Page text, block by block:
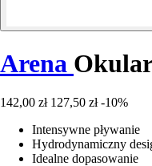
Arena
142,00 zł 127,50 zł -10%
Intensywne pływanie
Hydrodynamiczny
Idealne dopasowanie